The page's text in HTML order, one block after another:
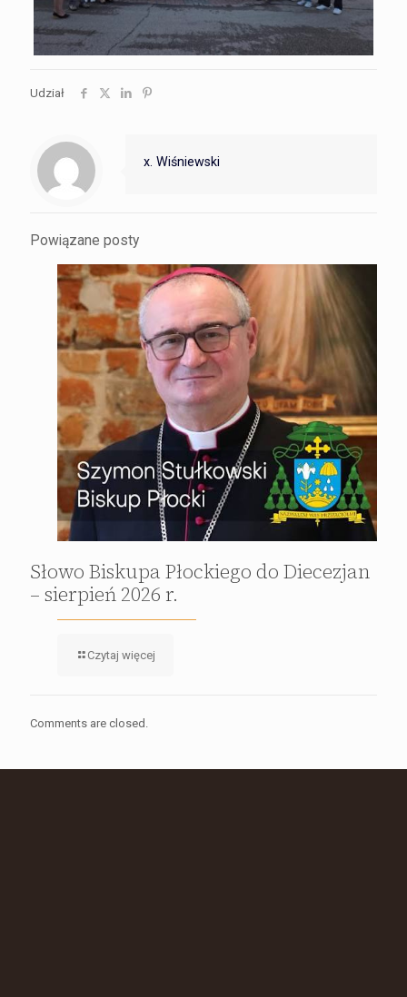
Udział
x. Wiśniewski
Powiązane posty
Słowo Biskupa Płockiego do Diecezjan
– sierpień 2026 r.
Czytaj więcej
Comments are closed.